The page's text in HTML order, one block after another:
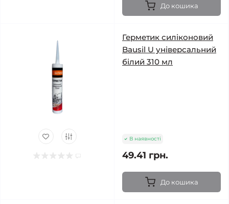
До кошика
Герметик силіконовий
Bausil U універсальний
білий 310 мл
В наявності
49.41 грн.
До кошика